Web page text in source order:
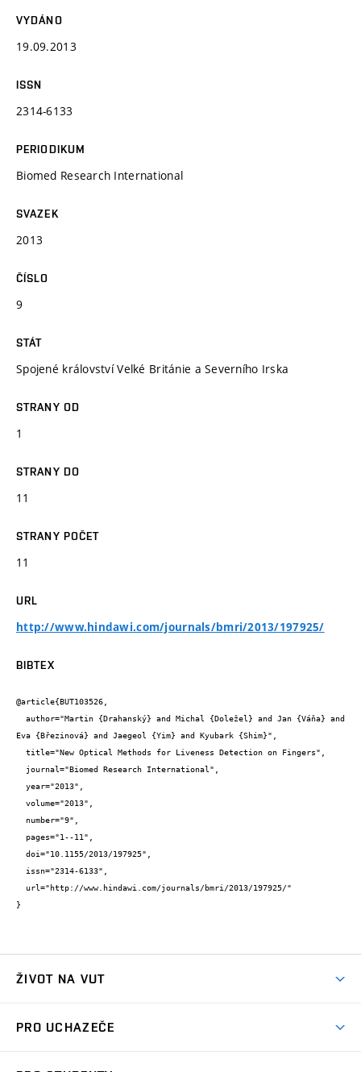
VYDÁNO
19.09.2013
ISSN
2314-6133
PERIODIKUM
Biomed Research International
SVAZEK
2013
ČÍSLO
9
STÁT
Spojené království Velké Británie a Severního Irska
STRANY OD
1
STRANY DO
11
STRANY POČET
11
URL
http://www.hindawi.com/journals/bmri/2013/197925/
BIBTEX
@article{BUT103526,
Eva {Březinová} and Jaegeol {Yim} and Kyubark {Shim}",
}
ŽIVOT NA VUT
PRO UCHAZEČE